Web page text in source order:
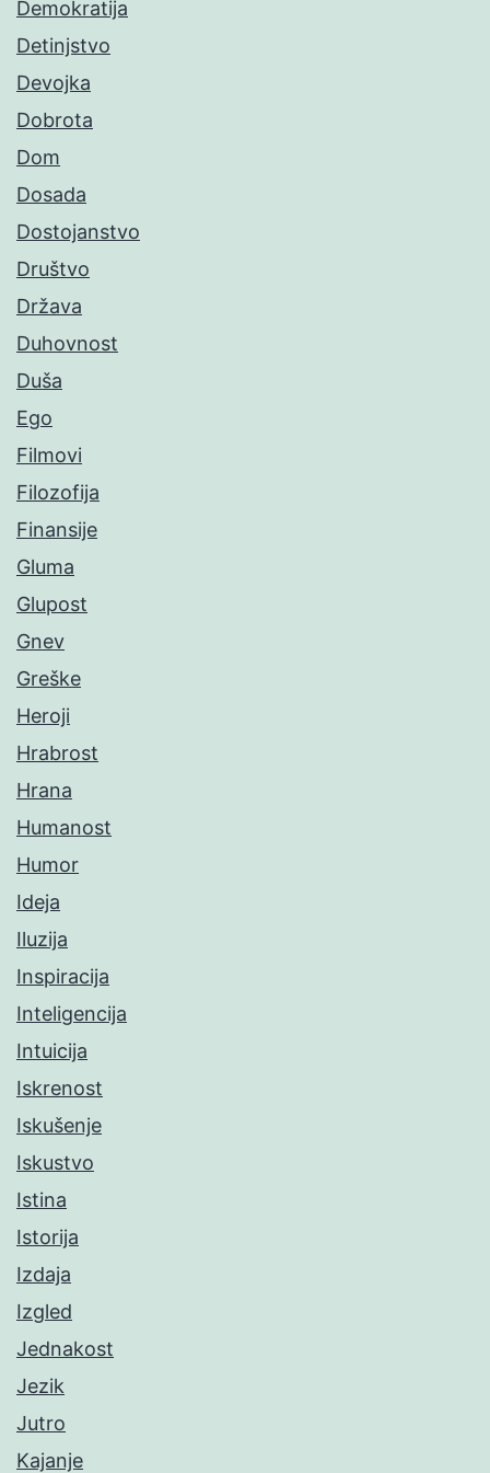
Demokratija
Detinjstvo
Devojka
Dobrota
Dom
Dosada
Dostojanstvo
Društvo
Država
Duhovnost
Duša
Ego
Filmovi
Filozofija
Finansije
Gluma
Glupost
Gnev
Greške
Heroji
Hrabrost
Hrana
Humanost
Humor
Ideja
Iluzija
Inspiracija
Inteligencija
Intuicija
Iskrenost
Iskušenje
Iskustvo
Istina
Istorija
Izdaja
Izgled
Jednakost
Jezik
Jutro
Kajanje